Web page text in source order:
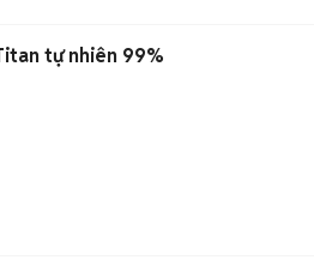
tự nhiên 99%